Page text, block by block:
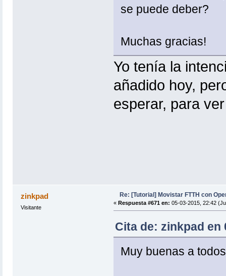
se puede deber?
Muchas gracias!
Yo tenía la
añadido hoy,
esperar, para
zinkpad
Visitante
Re: [Tutorial] Movistar FTTH con
« Respuesta #671 en: 05-03-2015, 22:42
Cita de: zinkpad en
Muy buenas a